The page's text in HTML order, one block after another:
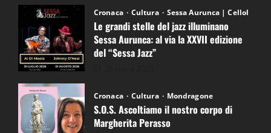
Cronaca Cultura Sessa Aurunca | Cellol
Le grandi stelle del jazz illuminano
Sessa Aurunca: al via la XXVII edizione
del “Sessa Jazz”
Cronaca Cultura Mondragone
S.O.S. Ascoltiamo il nostro corpo di
Margherita Perasso